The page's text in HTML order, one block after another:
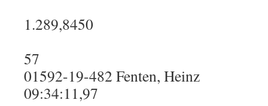
1.289,8450
57
01592-19-482 Fenten, Heinz
09:34:11,97